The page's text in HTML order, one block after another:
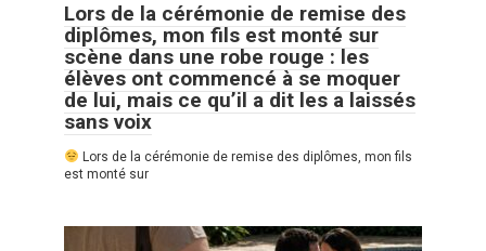
Lors de la cérémonie de remise des
diplômes, mon fils est monté sur
scène dans une robe rouge : les
élèves ont commencé à se moquer
de lui, mais ce qu’il a dit les a laissés
sans voix
Lors de la cérémonie de remise des diplômes, mon fils
est monté sur